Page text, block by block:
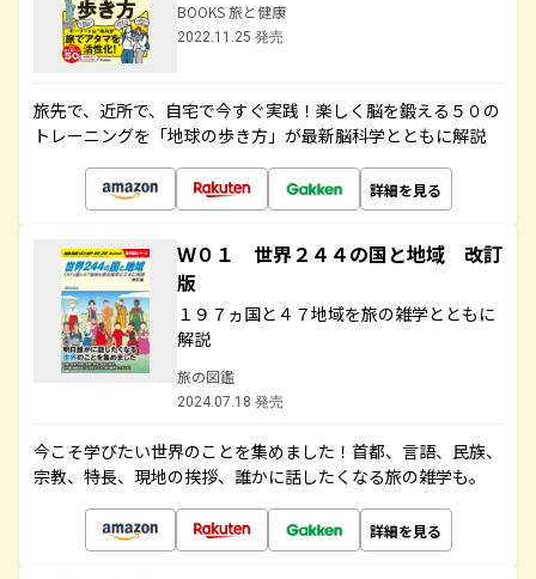
BOOKS 旅と健康
2022.11.25 発売
旅先で、近所で、自宅で今すぐ実践！楽しく脳を鍛える５０の
トレーニングを「地球の歩き方」が最新脳科学とともに解説
詳細を見る
Ｗ０１ 世界２４４の国と地域 改訂
版
１９７ヵ国と４７地域を旅の雑学とともに
解説
旅の図鑑
2024.07.18 発売
今こそ学びたい世界のことを集めました！首都、言語、民族、
宗教、特長、現地の挨拶、誰かに話したくなる旅の雑学も。
詳細を見る